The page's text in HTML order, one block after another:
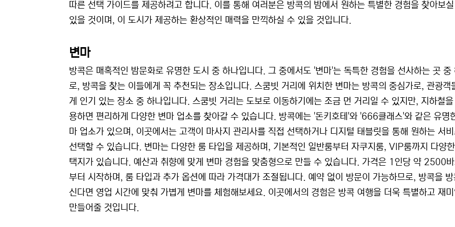
따른 선택 가이드를 제공하려고 합니다. 이를 통해 여러분은 방콕의 밤에서 원하는 특별한 경험을 찾아보
있을 것이며, 이 도시가 제공하는 환상적인 매력을 만끽하실 수 있을 것입니다.
변마
방콕은 매혹적인 밤문화로 유명한 도시 중 하나입니다. 그 중에서도 '변마'는 독특한 경험을 선사하는 곳 중
로, 방콕을 찾는 이들에게 꼭 추천되는 장소입니다. 스쿰빗 거리에 위치한 변마는 방콕의 중심가로, 관광객
게 인기 있는 장소 중 하나입니다. 스쿰빗 거리는 도보로 이동하기에는 조금 먼 거리일 수 있지만, 지하철
용하면 편리하게 다양한 변마 업소를 찾아갈 수 있습니다. 방콕에는 '돈키호테'와 '666클래스'와 같은 유명
마 업소가 있으며, 이곳에서는 고객이 마사지 관리사를 직접 선택하거나 디지털 태블릿을 통해 원하는 서
선택할 수 있습니다. 변마는 다양한 룸 타입을 제공하며, 기본적인 일반룸부터 자쿠지룸, VIP룸까지 다양
택지가 있습니다. 예산과 취향에 맞게 변마 경험을 맞춤형으로 만들 수 있습니다. 가격은 1인당 약 2500
부터 시작하며, 룸 타입과 추가 옵션에 따라 가격대가 조절됩니다. 예약 없이 방문이 가능하므로, 방콕을
신다면 영업 시간에 맞춰 가볍게 변마를 체험해보세요. 이곳에서의 경험은 방콕 여행을 더욱 특별하고 재
만들어줄 것입니다.